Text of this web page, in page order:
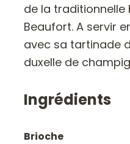
de la traditionnelle
Beaufort. A servir
avec sa tartinade
duxelle de
Ingrédients
Brioche